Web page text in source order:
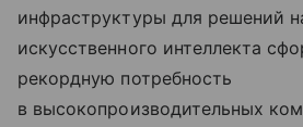
инфраструктуры для решений
искусственного интеллекта
рекордную потребность
в высокопроизводительных